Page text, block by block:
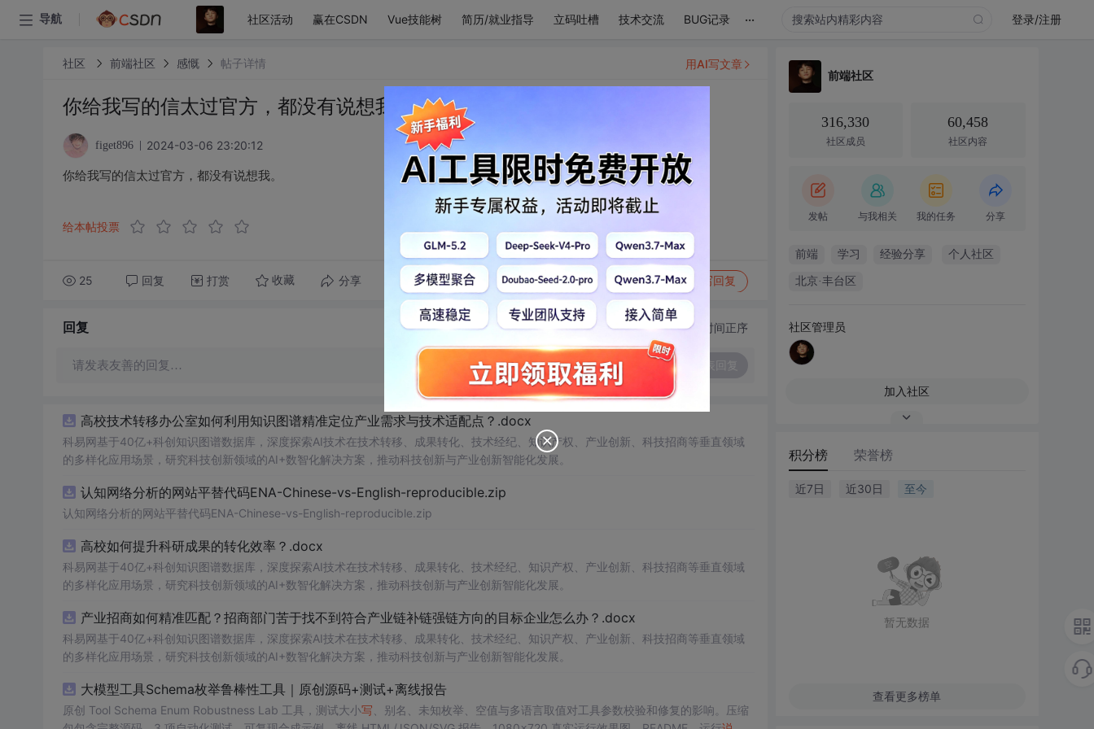
导航 社区活动 赢在CSDN Vue技能树 简历/就业指导 立码吐槽 技术交流 BUG记录 ... 登录/注册
社区 前端社区 感慨 帖子详情
你给我写的信太过官方，都没有说想我。
figet896 2024-03-06 23:20:12
你给我写的信太过官方，都没有说想我。
给本帖投票
25 回复 打赏 收藏 分享 转发到动态 举报 写回复
用AI写文章
回复 切换为时间正序
请发表友善的回复…
高校技术转移办公室如何利用知识图谱精准定位产业需求与技术适配点？.docx
科易网基于40亿+科创知识图谱数据库，深度探索AI技术在技术转移、成果转化、技术经纪、知识产权、产业创新、科技招商等垂直领域
的多样化应用场景，研究科技创新领域的AI+数智化解决方案，推动科技创新与产业创新智能化发展。
认知网络分析的网站平替代码ENA-Chinese-vs-English-reproducible.zip
认知网络分析的网站平替代码ENA-Chinese-vs-English-reproducible.zip
高校如何提升科研成果的转化效率？.docx
科易网基于40亿+科创知识图谱数据库，深度探索AI技术在技术转移、成果转化、技术经纪、知识产权、产业创新、科技招商等垂直领域
的多样化应用场景，研究科技创新领域的AI+数智化解决方案，推动科技创新与产业创新智能化发展。
产业招商如何精准匹配？招商部门苦于找不到符合产业链补链强链方向的目标企业怎么办？.docx
科易网基于40亿+科创知识图谱数据库，深度探索AI技术在技术转移、成果转化、技术经纪、知识产权、产业创新、科技招商等垂直领域
的多样化应用场景，研究科技创新领域的AI+数智化解决方案，推动科技创新与产业创新智能化发展。
大模型工具Schema枚举鲁棒性工具｜原创源码+测试+离线报告
原创 Tool Schema Enum Robustness Lab 工具，测试大小写 、别名、未知枚举、空值与多语言取值对工具参数校验和修复的影响。压缩
前端社区
316,330
社区成员
60,458
社区内容
发帖 与我相关 我的任务 分享
前端 学习 经验分享 个人社区
北京·丰台区
社区管理员
加入社区
积分榜 荣誉榜
近7日 近30日 至今
暂无数据
查看更多榜单